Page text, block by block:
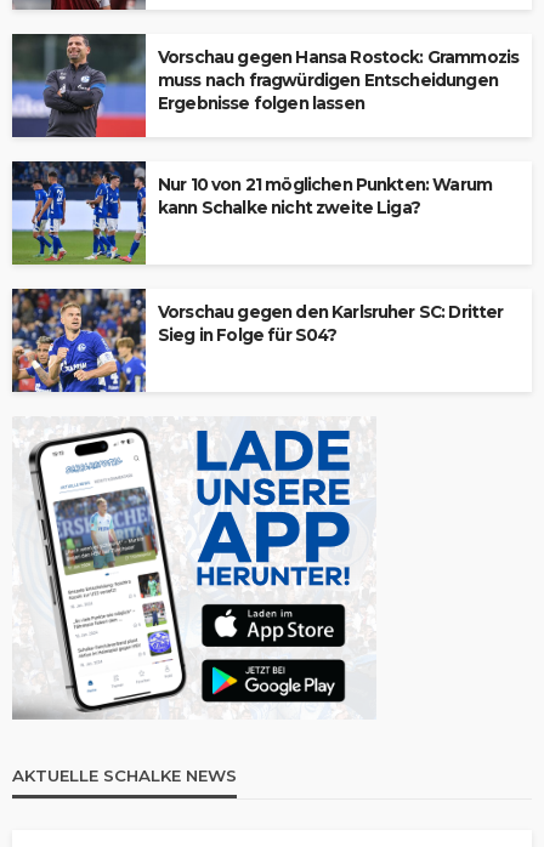
Vorschau gegen Hansa Rostock: Grammozis
muss nach fragwürdigen Entscheidungen
Ergebnisse folgen lassen
Nur 10 von 21 möglichen Punkten: Warum
kann Schalke nicht zweite Liga?
Vorschau gegen den Karlsruher SC: Dritter
Sieg in Folge für S04?
AKTUELLE SCHALKE NEWS